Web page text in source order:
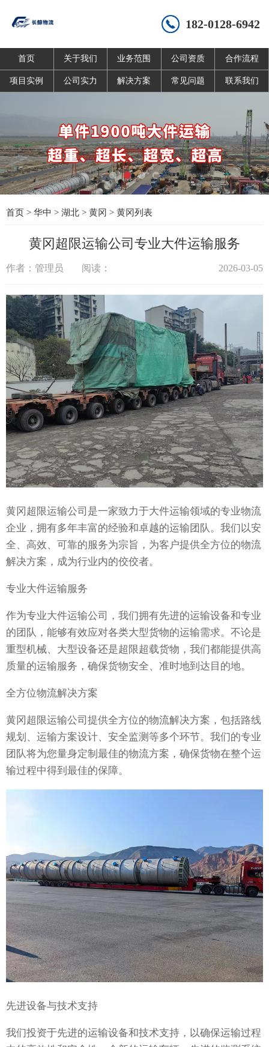
182-0128-6942
首页 关于我们 业务范围 公司资质 合作流程
项目实例 公司实力 解决方案 常见问题 联系我们
首页 > 华中 > 湖北 > 黄冈 > 黄冈列表
黄冈超限运输公司专业大件运输服务
作者：管理员 阅读： 2026-03-05
黄冈超限运输公司是一家致力于大件运输领域的专业物流
企业，拥有多年丰富的经验和卓越的运输团队。我们以安
全、高效、可靠的服务为宗旨，为客户提供全方位的物流
解决方案，成为行业内的佼佼者。
专业大件运输服务
作为专业大件运输公司，我们拥有先进的运输设备和专业
的团队，能够有效应对各类大型货物的运输需求。不论是
重型机械、大型设备还是超限超载货物，我们都能提供高
质量的运输服务，确保货物安全、准时地到达目的地。
全方位物流解决方案
黄冈超限运输公司提供全方位的物流解决方案，包括路线
规划、运输方案设计、安全监测等多个环节。我们的专业
团队将为您量身定制最佳的物流方案，确保货物在整个运
输过程中得到最佳的保障。
先进设备与技术支持
我们投资于先进的运输设备和技术支持，以确保运输过程